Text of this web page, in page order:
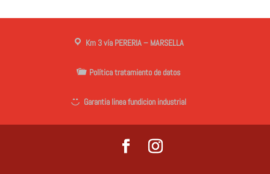
Km 3 vía PERERIA – MARSELLA
Política tratamiento de datos
Garantia linea fundicion industrial